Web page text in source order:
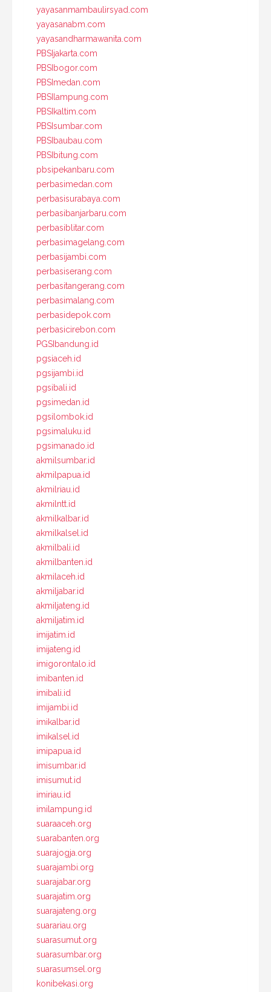
yayasanmambaulirsyad.com
yayasanabm.com
yayasandharmawanita.com
PBSIjakarta.com
PBSIbogor.com
PBSImedan.com
PBSIlampung.com
PBSIkaltim.com
PBSIsumbar.com
PBSIbaubau.com
PBSIbitung.com
pbsipekanbaru.com
perbasimedan.com
perbasisurabaya.com
perbasibanjarbaru.com
perbasiblitar.com
perbasimagelang.com
perbasijambi.com
perbasiserang.com
perbasitangerang.com
perbasimalang.com
perbasidepok.com
perbasicirebon.com
PGSIbandung.id
pgsiaceh.id
pgsijambi.id
pgsibali.id
pgsimedan.id
pgsilombok.id
pgsimaluku.id
pgsimanado.id
akmilsumbar.id
akmilpapua.id
akmilriau.id
akmilntt.id
akmilkalbar.id
akmilkalsel.id
akmilbali.id
akmilbanten.id
akmilaceh.id
akmiljabar.id
akmiljateng.id
akmiljatim.id
imijatim.id
imijateng.id
imigorontalo.id
imibanten.id
imibali.id
imijambi.id
imikalbar.id
imikalsel.id
imipapua.id
imisumbar.id
imisumut.id
imiriau.id
imilampung.id
suaraaceh.org
suarabanten.org
suarajogja.org
suarajambi.org
suarajabar.org
suarajatim.org
suarajateng.org
suarariau.org
suarasumut.org
suarasumbar.org
suarasumsel.org
konibekasi.org